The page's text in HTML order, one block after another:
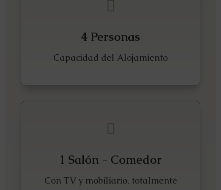

4 Personas
Capacidad del Alojamiento

1 Salón - Comedor
Con TV y mobiliario, totalmente